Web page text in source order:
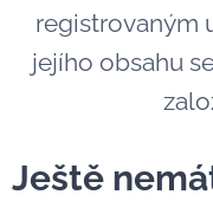
registrovaným
jejího obsahu
Ještě